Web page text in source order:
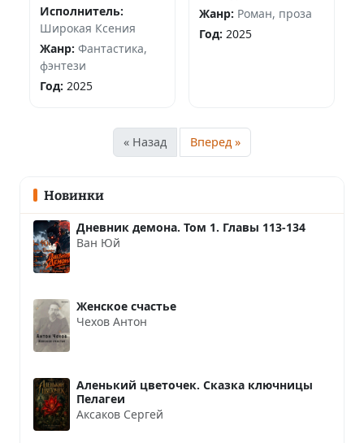
Исполнитель:
Широкая Ксения
Жанр: Фантастика,
фэнтези
Год: 2025
Жанр: Роман, проза
Год: 2025
« Назад Вперед »
Новинки
Дневник демона. Том 1. Главы 113-134
Ван Юй
Женское счастье
Чехов Антон
Аленький цветочек. Сказка ключницы
Пелагеи
Аксаков Сергей